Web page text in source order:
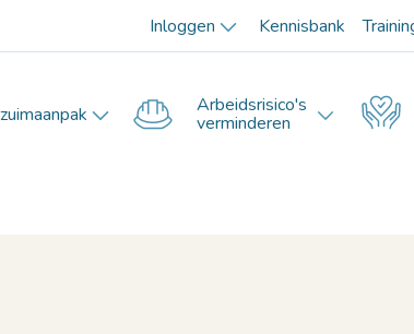
Inloggen Kennisbank
Arbeidsrisico's
verminderen